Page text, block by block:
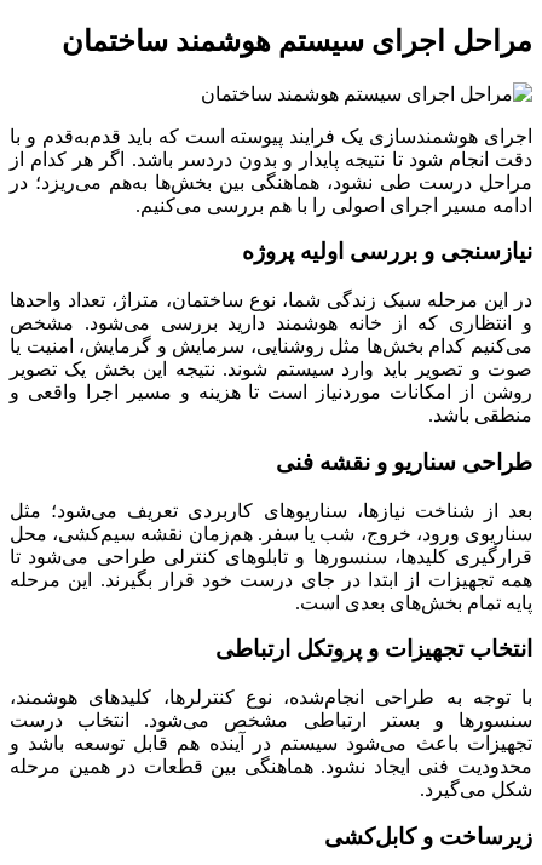
مراحل اجرای سیستم هوشمند ساختمان
اجرای هوشمندسازی یک فرایند پیوسته است که باید قدم‌به‌قدم و با
دقت انجام شود تا نتیجه پایدار و بدون دردسر باشد. اگر هر کدام از
مراحل درست طی نشود، هماهنگی بین بخش‌ها به‌هم می‌ریزد؛ در
ادامه مسیر اجرای اصولی را با هم بررسی می‌کنیم.
نیازسنجی و بررسی اولیه پروژه
در این مرحله سبک زندگی شما، نوع ساختمان، متراژ، تعداد واحدها
و انتظاری که از خانه هوشمند دارید بررسی می‌شود. مشخص
می‌کنیم کدام بخش‌ها مثل روشنایی، سرمایش و گرمایش، امنیت یا
صوت و تصویر باید وارد سیستم شوند. نتیجه این بخش یک تصویر
روشن از امکانات موردنیاز است تا هزینه و مسیر اجرا واقعی و
منطقی باشد.
طراحی سناریو و نقشه فنی
بعد از شناخت نیازها، سناریوهای کاربردی تعریف می‌شود؛ مثل
سناریوی ورود، خروج، شب یا سفر. هم‌زمان نقشه سیم‌کشی، محل
قرارگیری کلیدها، سنسورها و تابلوهای کنترلی طراحی می‌شود تا
همه تجهیزات از ابتدا در جای درست خود قرار بگیرند. این مرحله
پایه تمام بخش‌های بعدی است.
انتخاب تجهیزات و پروتکل ارتباطی
با توجه به طراحی انجام‌شده، نوع کنترلرها، کلیدهای هوشمند،
سنسورها و بستر ارتباطی مشخص می‌شود. انتخاب درست
تجهیزات باعث می‌شود سیستم در آینده هم قابل توسعه باشد و
محدودیت فنی ایجاد نشود. هماهنگی بین قطعات در همین مرحله
شکل می‌گیرد.
زیرساخت و کابل‌کشی